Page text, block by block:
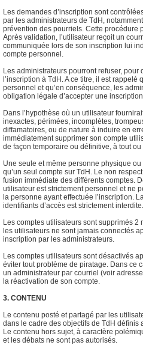
Les demandes d’inscription sont
par les administrateurs de TdH,
prévention des pourriels. Cette procédure
Après validation, l’utilisateur reçoit un
communiquée lors de son inscription lui
compte personnel.
Les administrateurs pourront refuser,
l’inscription à TdH. A ce titre, il est rappelé
personnel et qu’en conséquence, les
obligation légale d’accepter une
Dans l’hypothèse où un utilisateur
inexactes, périmées, incomplètes,
diffamatoires, ou de nature à induire en
immédiatement supprimer son compte
de façon temporaire ou définitive, à tout
Une seule et même personne physique
qu’un seul compte sur TdH. Le non
fusion immédiate des différents comptes.
utilisateur est strictement personnel et ne
la personne ayant effectuée l’inscription.
identifiants d’accès est strictement interdite.
Les comptes utilisateurs sont supprimés 2
les utilisateurs ne sont jamais connectés
inscription par les administrateurs.
Les comptes utilisateurs sont désactivés
éviter tout problème de piratage. Dans ce
un administrateur par courriel (voir
la réactivation de son compte.
3. CONTENU
Le contenu posté et partagé par les
dans le cadre des objectifs de TdH définis
Le contenu hors sujet, à caractère
et les débats ne sont pas autorisés.